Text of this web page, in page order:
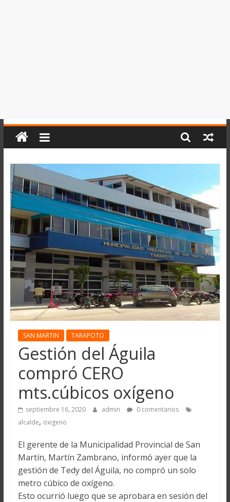
SAN MARTIN TARAPOTO
Gestión del Águila
compró CERO
mts.cúbicos oxígeno
septiembre 16, 2020 admin
0 comentarios
alcalde, oxigeno
El gerente de la Municipalidad Provincial de San
Martín, Martín Zambrano, informó ayer que la
gestión de Tedy del Águila, no compró un solo
metro cúbico de oxígeno.
Esto ocurrió luego que se aprobara en sesión del